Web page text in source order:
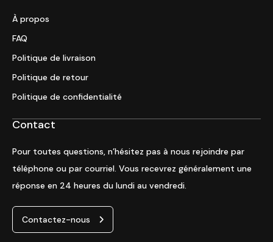
À propos
FAQ
Politique de livraison
Politique de retour
Politique de confidentialité
Contact
Pour toutes questions, n’hésitez pas à nous rejoindre par
téléphone ou par courriel. Vous recevrez généralement une
réponse en 24 heures du lundi au vendredi.
Contactez-nous